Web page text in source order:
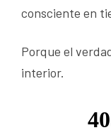
consciente en
Porque el
interior.